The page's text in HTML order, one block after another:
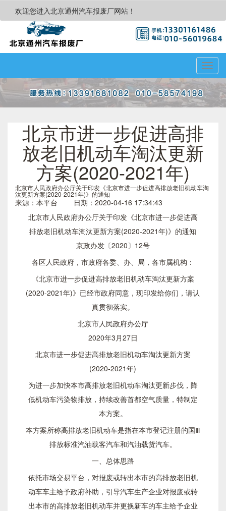
欢迎您进入北京通州汽车报废厂网站！
北京市进一步促进高排
放老旧机动车淘汰更新
方案(2020-2021年)
北京市人民政府办公厅关于印发《北京市进一步促进高排放老旧机动车淘
汰更新方案(2020-2021年)》的通知
来源：本平台 日期：2020-04-16 17:34:43
北京市人民政府办公厅关于印发《北京市进一步促进高
排放老旧机动车淘汰更新方案(2020-2021年)》的通知
京政办发〔2020〕12号
各区人民政府，市政府各委、办、局，各市属机构：
《北京市进一步促进高排放老旧机动车淘汰更新方案
(2020-2021年)》已经市政府同意，现印发给你们，请认
真贯彻落实。
北京市人民政府办公厅
2020年3月27日
北京市进一步促进高排放老旧机动车淘汰更新方案
(2020-2021年)
为进一步加快本市高排放老旧机动车淘汰更新步伐，降
低机动车污染物排放，持续改善首都空气质量，特制定
本方案。
本方案所称高排放老旧机动车是指在本市登记注册的国Ⅲ
排放标准汽油载客汽车和汽油载货汽车。
一、总体思路
依托市场交易平台，对报废或转出本市的高排放老旧机
动车车主给予政府补助，引导汽车生产企业对报废或转
出本市的高排放老旧机动车并更换新车的车主给予企业